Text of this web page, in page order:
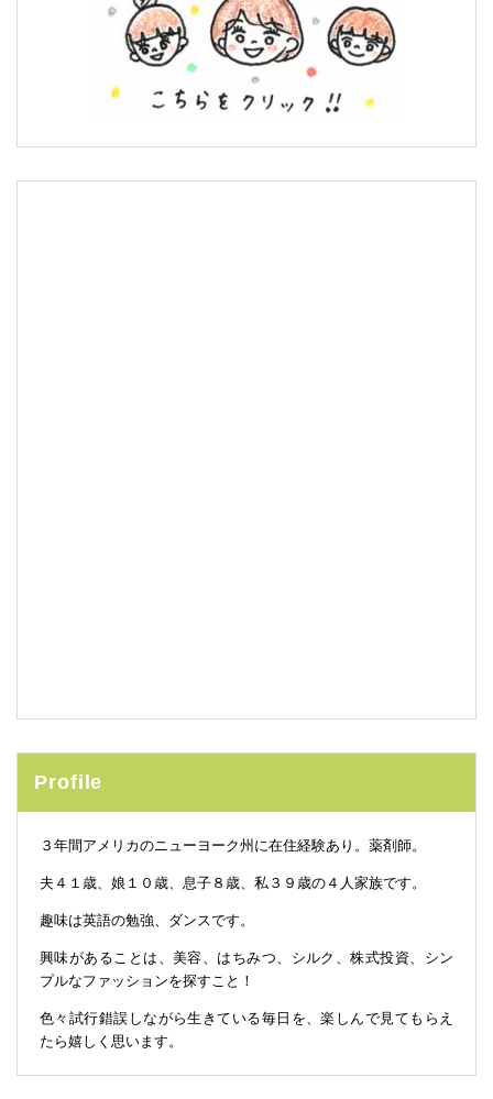
Profile
３年間アメリカのニューヨーク州に在住経験あり。薬剤師。
夫４１歳、娘１０歳、息子８歳、私３９歳の４人家族です。
趣味は英語の勉強、ダンスです。
興味があることは、美容、はちみつ、シルク、株式投資、シン
プルなファッションを探すこと！
色々試行錯誤しながら生きている毎日を、楽しんで見てもらえ
たら嬉しく思います。